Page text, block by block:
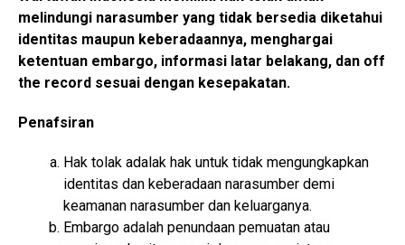
melindungi narasumber yang tidak bersedia diketahui
identitas maupun keberadaannya, menghargai
ketentuan embargo, informasi latar belakang, dan off
the record sesuai dengan kesepakatan.
Penafsiran
Hak tolak adalak hak untuk tidak mengungkapkan
identitas dan keberadaan narasumber demi
keamanan narasumber dan keluarganya.
Embargo adalah penundaan pemuatan atau